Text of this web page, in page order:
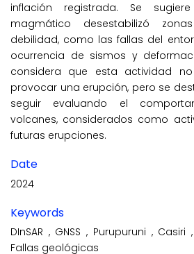
inflación registrada. Se
magmático desestabilizó
debilidad, como las fallas del
ocurrencia de sismos y
considera que esta actividad
provocar una erupción, pero se
seguir evaluando el
volcanes, considerados como
futuras erupciones.
Date
2024
Keywords
DInSAR , GNSS, Purupuruni , Casiri ,
Fallas geológicas